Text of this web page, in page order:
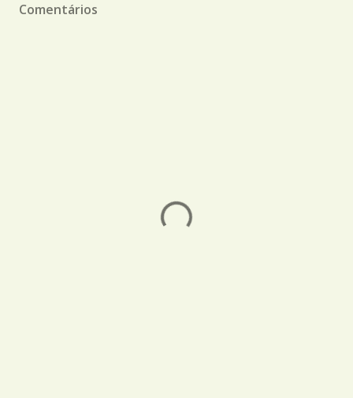
Comentários